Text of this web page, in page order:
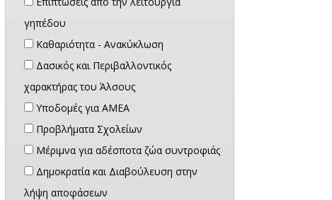
γηπέδου
Καθαριότητα - Ανακύκλωση
Δασικός και Περιβαλλοντικός
χαρακτήρας του Άλσους
Υποδομές για ΑΜΕΑ
Προβλήματα Σχολείων
Μέριμνα για αδέσποτα ζώα συντροφιάς
Δημοκρατία και Διαβούλευση στην
λήψη αποφάσεων